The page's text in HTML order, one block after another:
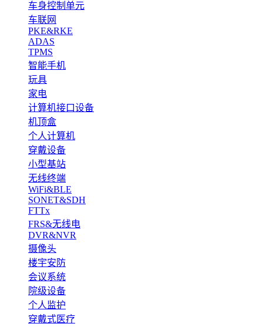
车身控制单元
车联网
PKE&RKE
ADAS
TPMS
智能手机
玩具
家电
计算机接口设备
机顶盒
个人计算机
穿戴设备
小型基站
无线终端
WiFi&BLE
SONET&SDH
FTTx
FRS&无线电
DVR&NVR
摄像头
楼宇安防
会议系统
院级设备
个人监护
穿戴式医疗